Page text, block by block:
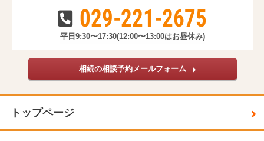
029-221-2675
平日9:30〜17:30(12:00〜13:00はお昼休み)
相続の相談予約メールフォーム
トップページ